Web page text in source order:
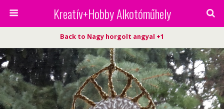
Kreatív+Hobby Alkotóműhely
Back to Nagy horgolt angyal +1